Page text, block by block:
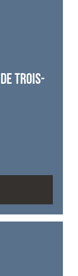
TROIS-